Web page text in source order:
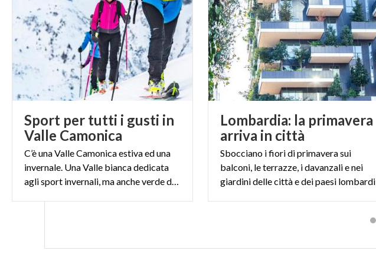
Sport per tutti i gusti in
Valle Camonica
C’è una Valle Camonica estiva ed una
invernale. Una Valle bianca dedicata
agli sport invernali, ma anche verde di prati e di boschi
Lombardia: la primavera
arriva in città
Sbocciano i fiori di primavera sui
balconi, le terrazze, i davanzali e nei
giardini delle città e dei paesi lombardi